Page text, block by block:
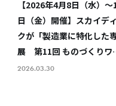
【2026年4月8日（水）〜
日（金）開催】スカイデ
クが「製造業に特化した
展 第11回 ものづくりワ
ルド 名古屋」に出展しま
2026.03.30